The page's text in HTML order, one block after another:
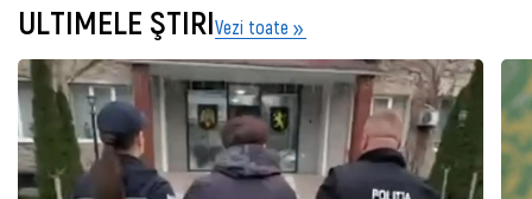
ULTIMELE ŞTIRIVezi toate